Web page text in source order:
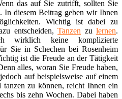
das auf Sie zutrifft, sollten Sie
. In diesem Beitrag geben wir Ihnen
Wichtig ist dabei zu
entscheiden,Tanzen zulernen.
wirklich keine komplizierte
Sie in Schechen bei Rosenheim
ist die Freude an der Tätigkeit
alles, woran Sie Freude haben,
auf beispielsweise auf einem
zu können, reicht Ihnen ein
bis zehn Wochen. Dabei haben